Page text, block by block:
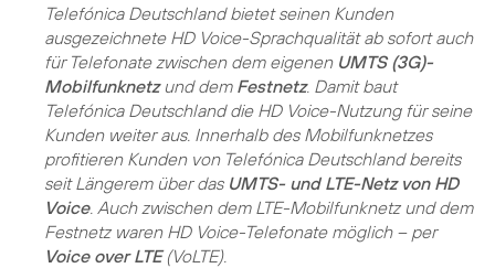
Telefónica Deutschland bietet seinen Kunden
ausgezeichnete HD Voice-Sprachqualität ab sofort auch
für Telefonate zwischen dem eigenen UMTS (3G)-
Mobilfunknetzund dem Festnetz. Damit baut
Telefónica Deutschland die HD Voice-Nutzung für seine
Kunden weiter aus. Innerhalb des Mobilfunknetzes
profitieren Kunden von Telefónica Deutschland bereits
seit Längerem über das UMTS- und LTE-Netz von HD
Voice. Auch zwischen dem LTE-Mobilfunknetz und dem
Festnetz waren HD Voice-Telefonate möglich – per
Voice over LTE(VoLTE).